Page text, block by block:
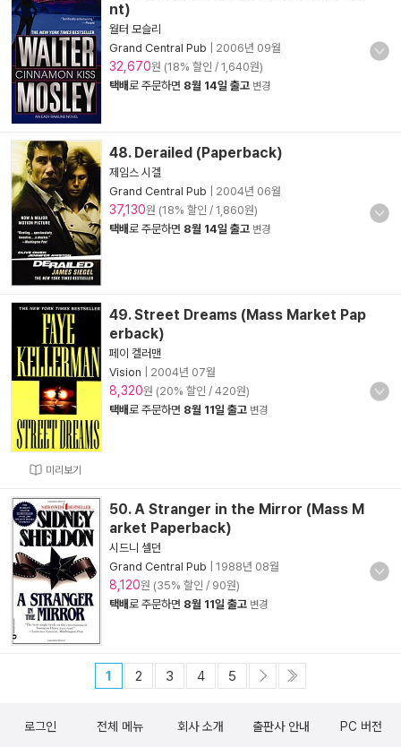
nt)
월터 모슬리
Grand Central Pub
2006년 09월
32,670원 (18% 할인 / 1,640원)
택배로 주문하면 8월 14일 출고 변경
48. Derailed (Paperback)
제임스 시겔
Grand Central Pub
2004년 06월
37,130원 (18% 할인 / 1,860원)
택배로 주문하면 8월 14일 출고 변경
미리보기
49. Street Dreams (Mass Market Pap
erback)
페이 켈러맨
Vision
2004년 07월
8,320원 (20% 할인 / 420원)
택배로 주문하면 8월 11일 출고 변경
50. A Stranger in the Mirror (Mass M
arket Paperback)
시드니 셀던
Grand Central Pub
1988년 08월
8,120원 (35% 할인 / 90원)
택배로 주문하면 8월 11일 출고 변경
1 2 3 4 5
로그인 전체 메뉴 회사 소개 출판사 안내 PC 버전